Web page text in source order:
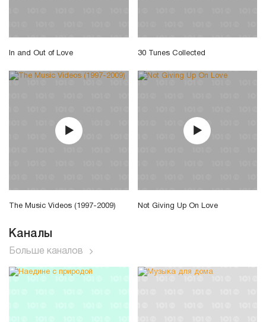
In and Out of Love 30 Tunes Collected
The Music Videos (1997-2009) Not Giving Up On Love
Каналы
Больше каналов